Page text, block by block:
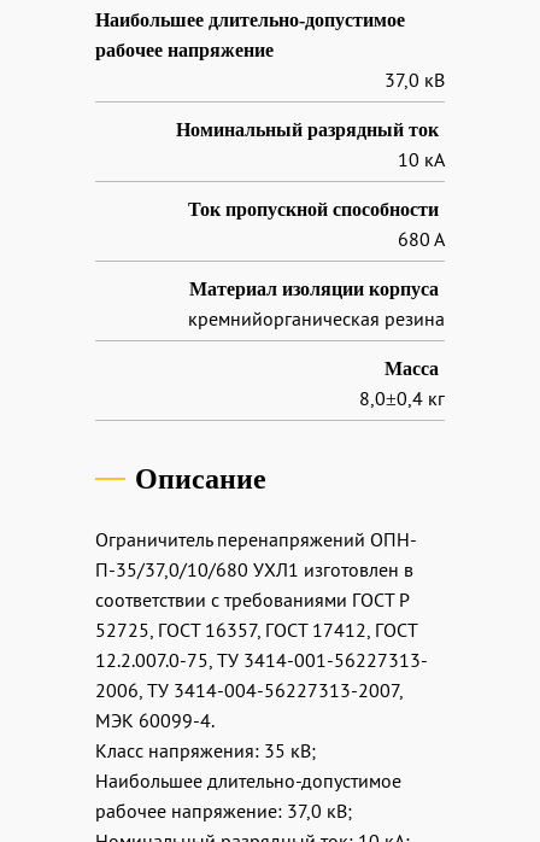
Наибольшее длительно-допустимое
рабочее напряжение
37,0 кВ
Номинальный разрядный ток
10 кА
Ток пропускной способности
680 А
Материал изоляции корпуса
кремнийорганическая резина
Масса
8,0±0,4 кг
Описание
Ограничитель перенапряжений ОПН-
П-35/37,0/10/680 УХЛ1 изготовлен в
соответствии с требованиями ГОСТ Р
52725, ГОСТ 16357, ГОСТ 17412, ГОСТ
12.2.007.0-75, ТУ 3414-001-56227313-
2006, ТУ 3414-004-56227313-2007,
МЭК 60099-4.
Класс напряжения: 35 кВ;
Наибольшее длительно-допустимое
рабочее напряжение: 37,0 кВ;